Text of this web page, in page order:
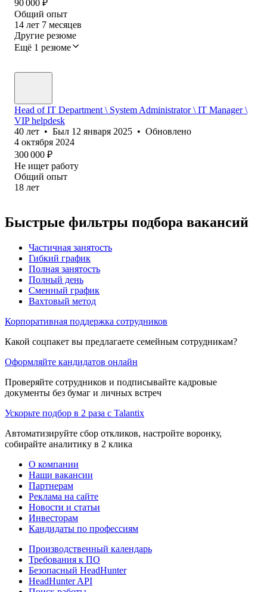
90 000 ₽
Общий опыт
14 лет 7 месяцев
Другие резюме
Ещё 1 резюме
Head of IT Department \ System Administrator \ IT Manager \
VIP helpdesk
40 лет • Был 12 января 2025 • Обновлено
4 октября 2024
300 000 ₽
Не ищет работу
Общий опыт
18 лет
Быстрые фильтры подбора вакансий
Частичная занятость
Гибкий график
Полная занятость
Полный день
Сменный график
Вахтовый метод
Корпоративная поддержка сотрудников
Какой соцпакет вы предлагаете семейным сотрудникам?
Оформляйте кандидатов онлайн
Проверяйте сотрудников и подписывайте кадровые
документы без бумаг и личных встреч
Ускорьте подбор в 2 раза с Talantix
Автоматизируйте сбор откликов, настройте воронку,
собирайте аналитику в 2 клика
О компании
Наши вакансии
Партнерам
Реклама на сайте
Новости и статьи
Инвесторам
Кандидаты по профессиям
Производственный календарь
Требования к ПО
Безопасный HeadHunter
HeadHunter API